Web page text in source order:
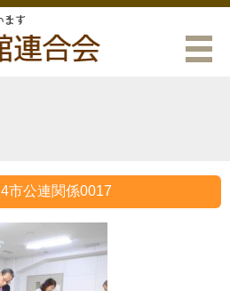
市公連関係0017